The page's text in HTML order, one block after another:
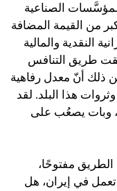
المؤسَّسات الصناعية
من القيمة المضافة
النقدية والمالية
طريق التنافس
ذلك أنّ معدل رفاهية
هذا البلد. لقد
وبات يصعُب على
مفتوحًا،
تعمل في إيران، هل